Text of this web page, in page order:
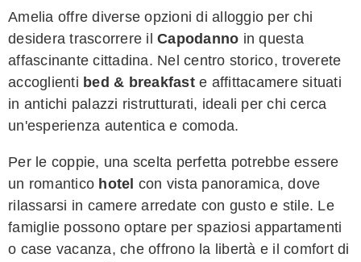
Amelia offre diverse opzioni di alloggio per chi
desidera trascorrere il Capodanno in questa
affascinante cittadina. Nel centro storico, troverete
accoglienti bed & breakfaste affittacamere situati
in antichi palazzi ristrutturati, ideali per chi cerca
un'esperienza autentica e comoda.
Per le coppie, una scelta perfetta potrebbe essere
un romantico hotel con vista panoramica, dove
rilassarsi in camere arredate con gusto e stile. Le
famiglie possono optare per spaziosi appartamenti
o case vacanza, che offrono la libertà e il comfort di